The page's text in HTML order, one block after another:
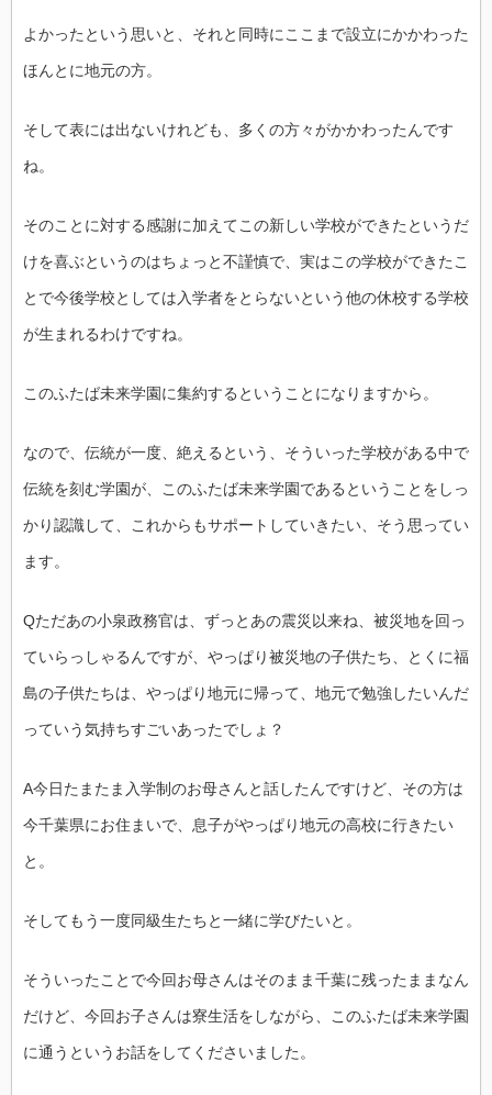
よかったという思いと、それと同時にここまで設立にかかわった
ほんとに地元の方。
そして表には出ないけれども、多くの方々がかかわったんです
ね。
そのことに対する感謝に加えてこの新しい学校ができたというだ
けを喜ぶというのはちょっと不謹慎で、実はこの学校ができたこ
とで今後学校としては入学者をとらないという他の休校する学校
が生まれるわけですね。
このふたば未来学園に集約するということになりますから。
なので、伝統が一度、絶えるという、そういった学校がある中で
伝統を刻む学園が、このふたば未来学園であるということをしっ
かり認識して、これからもサポートしていきたい、そう思ってい
ます。
Qただあの小泉政務官は、ずっとあの震災以来ね、被災地を回っ
ていらっしゃるんですが、やっぱり被災地の子供たち、とくに福
島の子供たちは、やっぱり地元に帰って、地元で勉強したいんだ
っていう気持ちすごいあったでしょ？
A今日たまたま入学制のお母さんと話したんですけど、その方は
今千葉県にお住まいで、息子がやっぱり地元の高校に行きたい
と。
そしてもう一度同級生たちと一緒に学びたいと。
そういったことで今回お母さんはそのまま千葉に残ったままなん
だけど、今回お子さんは寮生活をしながら、このふたば未来学園
に通うというお話をしてくださいました。